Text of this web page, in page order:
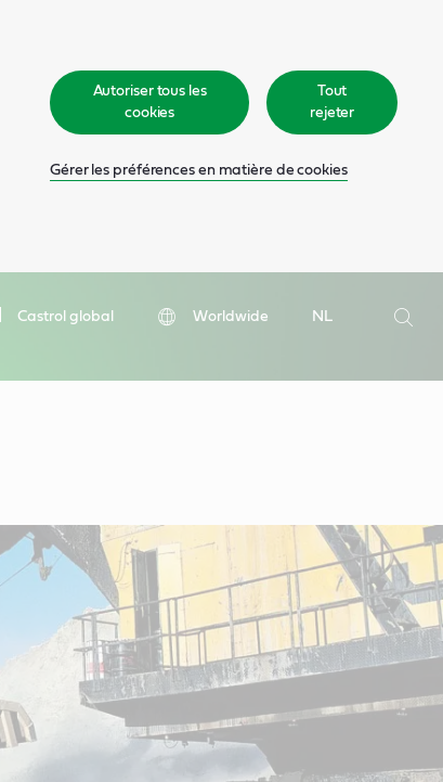
Autoriser tous les
cookies
Tout
rejeter
Gérer les préférences en matière de cookies
Castrol global Worldwide
NL